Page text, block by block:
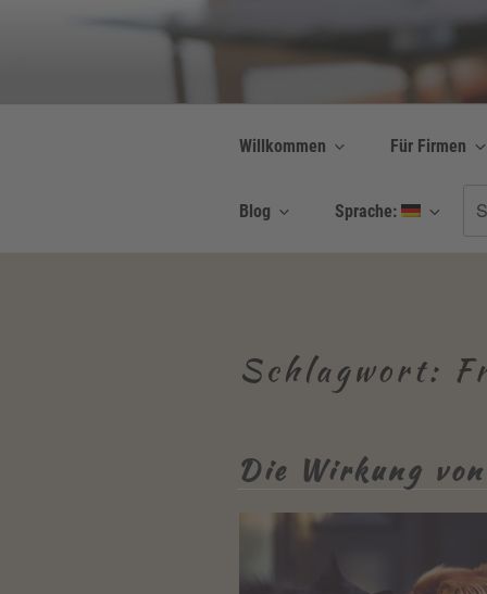
Be Connected
Resilienz |
Willkommen Für Firmen
Blog Sprache:
Schlagwort:
Die Wirkung